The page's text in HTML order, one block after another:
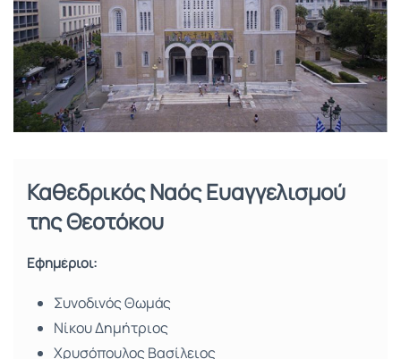
Καθεδρικός Ναός Ευαγγελισμού
της Θεοτόκου
Εφημέριοι:
Συνοδινός Θωμάς
Νίκου Δημήτριος
Χρυσόπουλος Βασίλειος